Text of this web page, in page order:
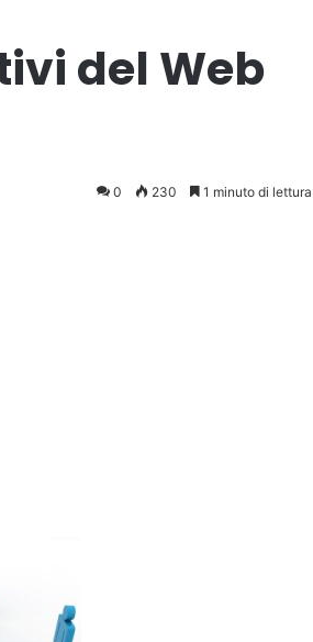
del Web
0 230 1 minuto di lettura